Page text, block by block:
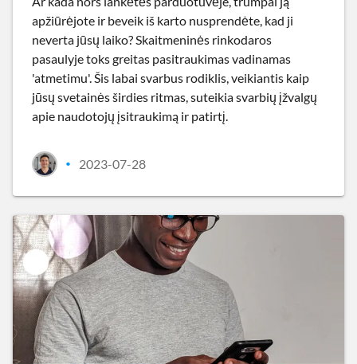
apžiūrėjote ir beveik iš karto nusprendėte, kad ji
neverta jūsų laiko? Skaitmeninės rinkodaros
pasaulyje toks greitas pasitraukimas vadinamas
'atmetimu'. Šis labai svarbus rodiklis, veikiantis kaip
jūsų svetainės širdies ritmas, suteikia svarbių įžvalgų
apie naudotojų įsitraukimą ir patirtį.
• 2023-07-28